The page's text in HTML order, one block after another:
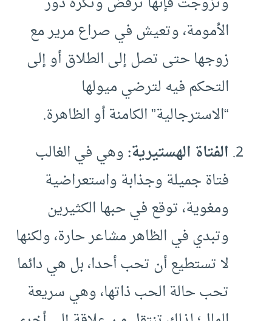
الأمومة، وتعيش في صراع مرير مع
زوجها حتى تصل إلى الطلاق أو إلى
التحكم فيه لترضي ميولها
“الاسترجالية” الكامنة أو الظاهرة.
الفتاة الهستيرية:وهي في الغالب
فتاة جميلة وجذابة واستعراضية
ومغوية، توقع في حبها الكثيرين
وتبدي في الظاهر مشاعر حارة، ولكنها
لا تستطيع أن تحب أحدا، بل هي دائما
تحب حالة الحب ذاتها، وهي سريعة